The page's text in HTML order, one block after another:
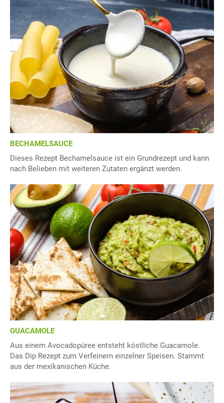
BECHAMELSAUCE
Dieses Rezept Bechamelsauce ist ein Grundrezept und kann
nach Belieben mit weiteren Zutaten ergänzt werden.
GUACAMOLE
Aus einem Avocadopüree entsteht köstliche Guacamole.
Das Dip Rezept zum Verfeinern einzelner Speisen. Stammt
aus der mexikanischen Küche.